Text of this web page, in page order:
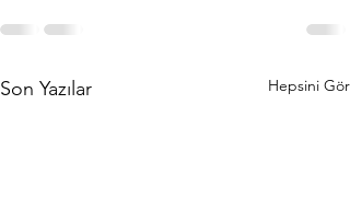
Son Yazılar Hepsini Gör